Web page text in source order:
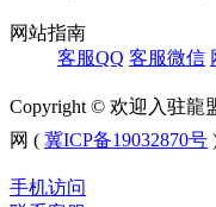
⽹站指南
客服QQ 客服微信
Copyright © 欢迎入驻龍
网 ( 冀ICP备19032870号
手机访问